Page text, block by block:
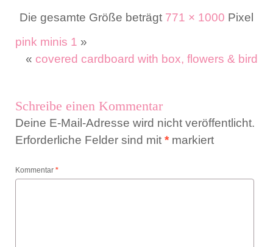
Die gesamte Größe beträgt 771 × 1000 Pixel
pink minis 1 »
« covered cardboard with box, flowers & bird
Schreibe einen Kommentar
Deine E-Mail-Adresse wird nicht veröffentlicht.
Erforderliche Felder sind mit *markiert
Kommentar *